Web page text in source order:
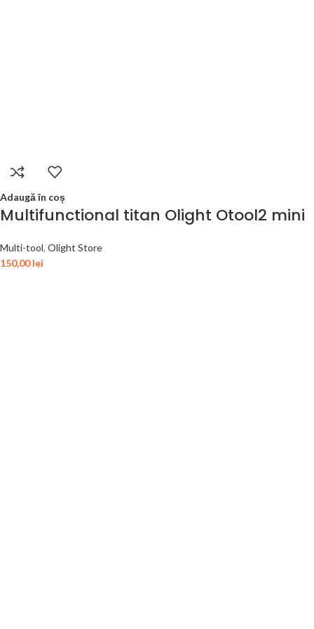
Adaugă în coș
Multifunctional titan Olight Otool2 mini
Multi-tool, Olight Store
150,00lei